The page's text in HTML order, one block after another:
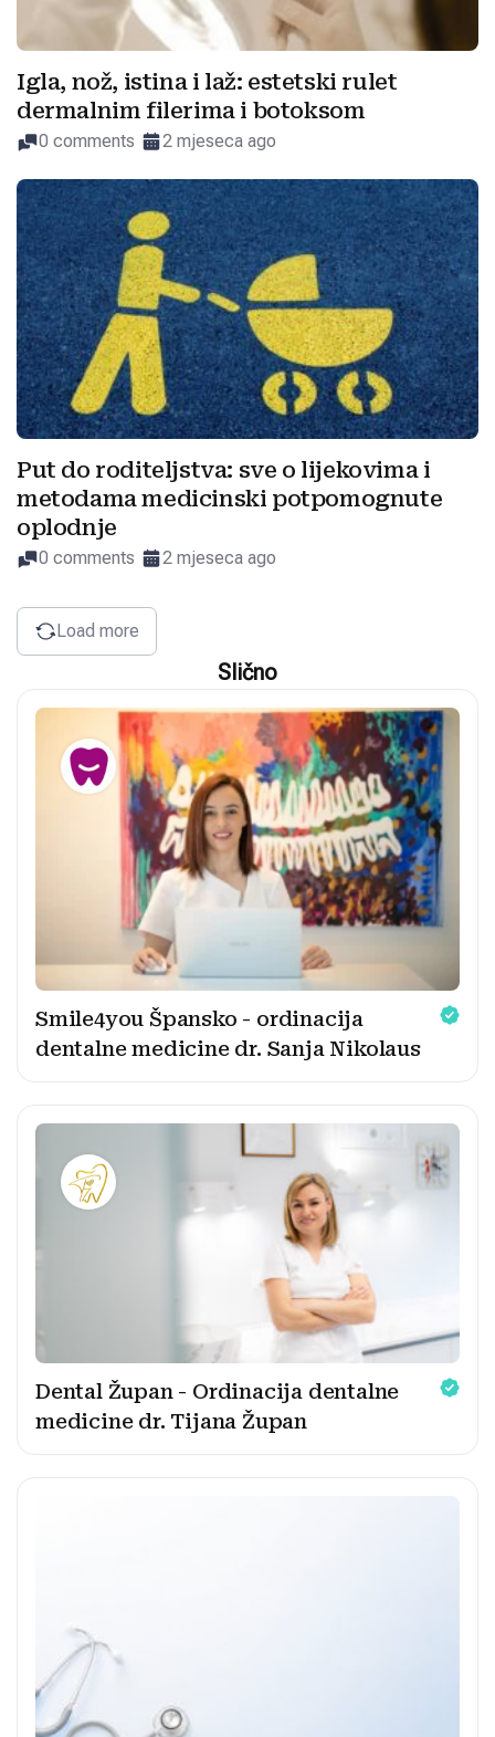
Igla, nož, istina i laž: estetski rulet
dermalnim filerima i botoksom
0 comments 2 mjeseca ago
Put do roditeljstva: sve o lijekovima i
metodama medicinski potpomognute
oplodnje
0 comments 2 mjeseca ago
Load more
Slično
Smile4you Špansko - ordinacija
dentalne medicine dr. Sanja Nikolaus
Dental Župan - Ordinacija dentalne
medicine dr. Tijana Župan